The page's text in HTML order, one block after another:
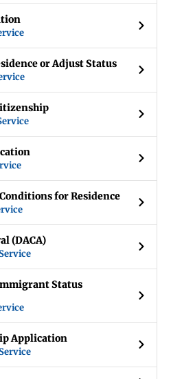
or Adjust Status
for Residence
(DACA)
Status
Application